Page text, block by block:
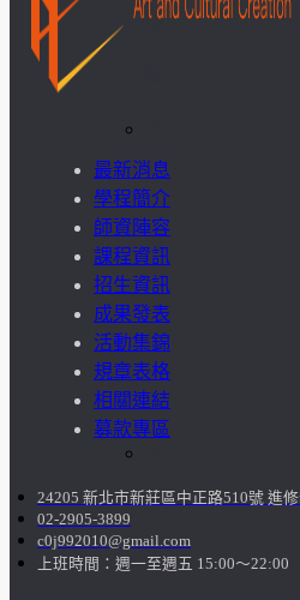
專
生
成
果
呈
現
生
課
最新消息
學程簡介
師資陣容
課程資訊
招生資訊
成果發表
活動集錦
規章表格
相關連結
募款專區
24205 新北市新莊區中正路510號 進
02-2905-3899
c0j992010@gmail.com
上班時間：週一至週五 15:00～22:00